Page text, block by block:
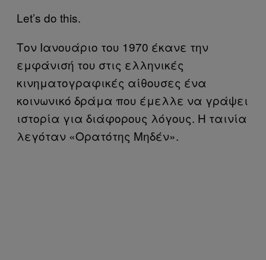
Let’s do this.
Τον Ιανουάριο του 1970 έκανε την
εμφάνισή του στις ελληνικές
κινηματογραφικές αίθουσες ένα
κοινωνικό δράμα που έμελλε να γράψει
ιστορία για διάφορους λόγους. Η ταινία
λεγόταν «Ορατότης Μηδέν».